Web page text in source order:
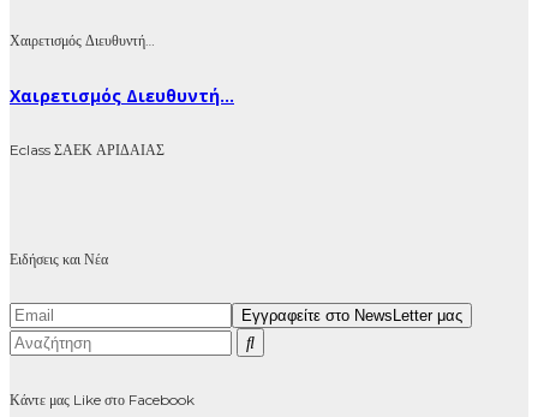
Χαιρετισμός Διευθυντή…
Χαιρετισμός Διευθυντή...
Eclass ΣΑΕΚ ΑΡΙΔΑΙΑΣ
Ειδήσεις και Νέα
Κάντε μας Like στο Facebook